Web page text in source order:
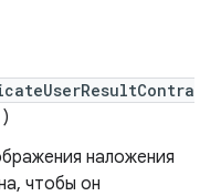
)
наложения
чтобы он